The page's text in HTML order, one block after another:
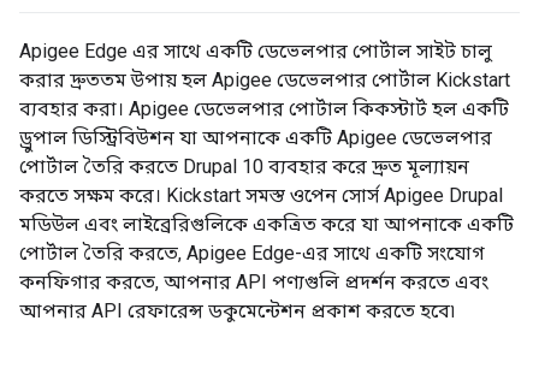
Apigee Edge এর সাথে একটি ডেভেলপার পোর্টাল সাইট চালু
করার দ্রুততম উপায় হল Apigee ডেভেলপার পোর্টাল Kickstart
ব্যবহার করা। Apigee ডেভেলপার পোর্টাল কিকস্টার্ট হল একটি
ড্রুপাল ডিস্ট্রিবিউশন যা আপনাকে একটি Apigee ডেভেলপার
পোর্টাল তৈরি করতে Drupal 10 ব্যবহার করে দ্রুত মূল্যায়ন
করতে সক্ষম করে। Kickstart সমস্ত ওপেন সোর্স Apigee Drupal
মডিউল এবং লাইব্রেরিগুলিকে একত্রিত করে যা আপনাকে একটি
পোর্টাল তৈরি করতে, Apigee Edge-এর সাথে একটি সংযোগ
কনফিগার করতে, আপনার API পণ্যগুলি প্রদর্শন করতে এবং
আপনার API রেফারেন্স ডকুমেন্টেশন প্রকাশ করতে হবে৷